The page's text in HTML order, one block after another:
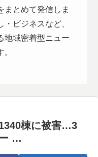
まとめて発信しま
ビジネスなど、
地域密着型ニュー
棟に被害…3
…